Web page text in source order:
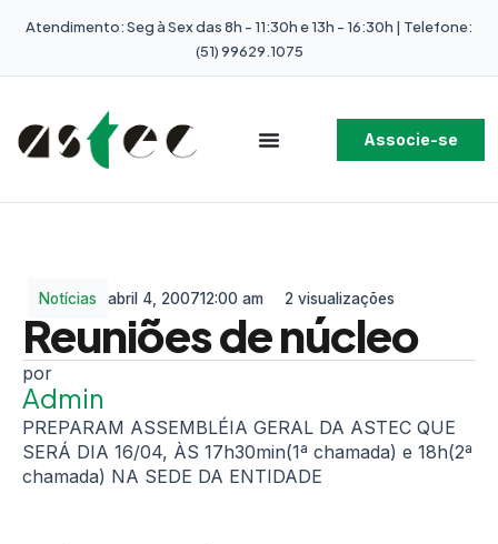
Atendimento: Seg à Sex das 8h - 11:30h e 13h - 16:30h | Telefone:
(51) 99629.1075
Associe-se
Notícias abril 4, 200712:00 am 2 visualizações
Reuniões de núcleo
Admin
PREPARAM ASSEMBLÉIA GERAL DA ASTEC QUE
SERÁ DIA 16/04, ÀS 17h30min(1ª chamada) e 18h(2ª
chamada) NA SEDE DA ENTIDADE